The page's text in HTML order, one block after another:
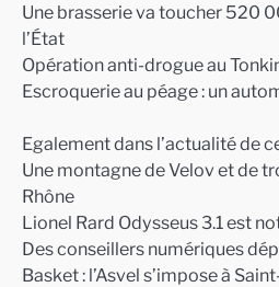
Une brasserie va toucher 520
l’État
Opération anti-drogue au
Escroquerie au péage : un
Egalement dans l’actualité de
Une montagne de Velov et de
Rhône
Lionel Rard Odysseus 3.1 est
Des conseillers numériques
Basket : l’Asvel s’impose à